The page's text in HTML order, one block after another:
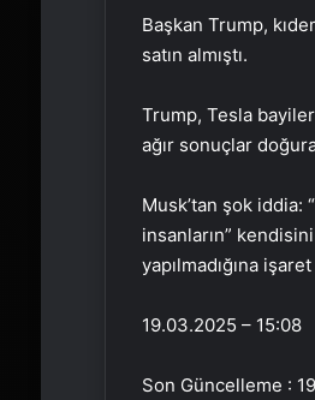
Başkan Trump,
satın almıştı.
Trump, Tesla
ağır sonuçlar
Musk’tan şok iddia:
insanların”
yapılmadığına
19.03.2025 – 15:08
Son Güncelleme :